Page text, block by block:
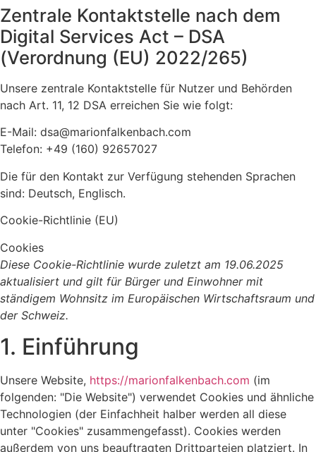
Zentrale Kontaktstelle nach dem
Digital Services Act – DSA
(Verordnung (EU) 2022/265)
Unsere zentrale Kontaktstelle für Nutzer und Behörden
nach Art. 11, 12 DSA erreichen Sie wie folgt:
E-Mail: dsa@marionfalkenbach.com
Telefon: +49 (160) 92657027
Die für den Kontakt zur Verfügung stehenden Sprachen
sind: Deutsch, Englisch.
Cookie-Richtlinie (EU)
Cookies
Diese Cookie-Richtlinie wurde zuletzt am 19.06.2025
aktualisiert und gilt für Bürger und Einwohner mit
ständigem Wohnsitz im Europäischen Wirtschaftsraum und
der Schweiz.
1. Einführung
Unsere Website, https://marionfalkenbach.com (im
folgenden: "Die Website") verwendet Cookies und ähnliche
Technologien (der Einfachheit halber werden all diese
unter "Cookies" zusammengefasst). Cookies werden
außerdem von uns beauftragten Drittparteien platziert. In